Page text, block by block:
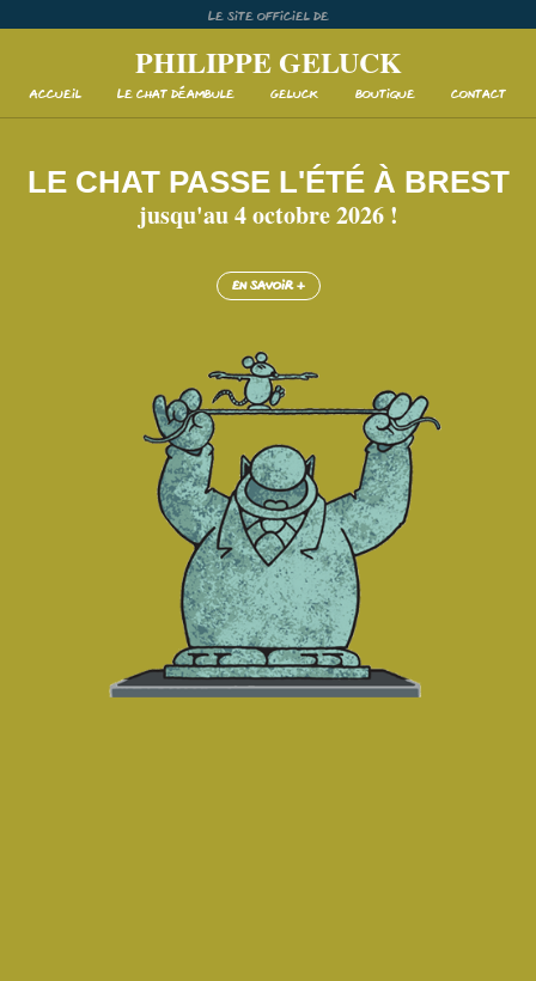
Le site officiel de
PHILIPPE GELUCK
Accueil Le Chat déambule Geluck Boutique Contact
LE CHAT PASSE L'ÉTÉ À BREST
jusqu'au 4 octobre 2026 !
En savoir +